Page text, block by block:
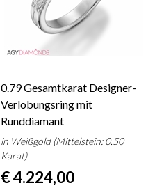
0.79 Gesamtkarat Designer-
Verlobungsring mit
Runddiamant
in Weißgold (Mittelstein: 0.50
Karat)
€ 4.224,00